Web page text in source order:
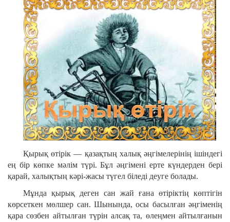
Қырық өтірік — қазақтың халық әңгімелерінің ішіндегі
ең бір көпке мәлім түрі. Бұл әңгімені ерте күндерден бері
қарай, халықтың кәрі-жасы түгел біледі деуге болады.
Мұнда қырық деген сан жай ғана өтіріктің көптігін
көрсеткен мөлшер сан. Шынында, осы басылған әңгіменің
қара сөзбен айтылған түрін алсақ та, өлеңмен айтылғанын